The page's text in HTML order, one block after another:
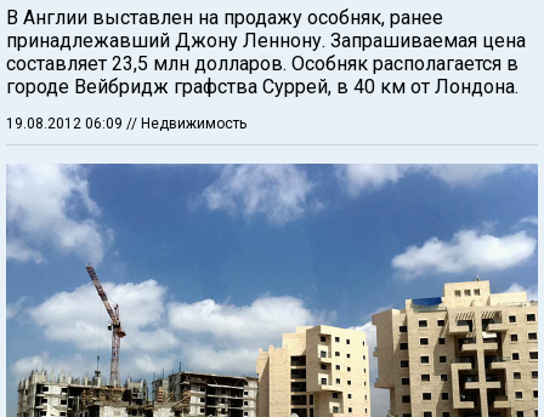
В Англии выставлен на продажу особняк, ранее
принадлежавший Джону Леннону. Запрашиваемая цена
составляет 23,5 млн долларов. Особняк располагается в
городе Вейбридж графства Суррей, в 40 км от Лондона.
19.08.2012 06:09 // Недвижимость